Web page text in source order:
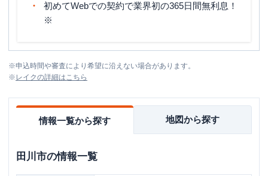
初めてWebでの契約で業界初の365日間無利息！
※
※申込時間や審査により希望に沿えない場合があります。
※ レイクの詳細はこちら
情報一覧から探す 地図から探す
田川市の情報一覧